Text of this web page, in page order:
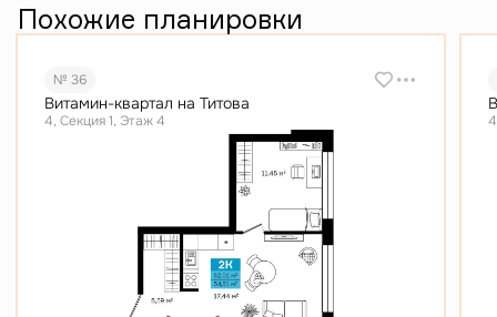
Похожие планировки
№ 36
Витамин-квартал на Титова
4, Секция 1, Этаж 4